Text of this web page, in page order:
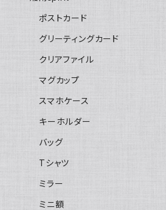
ポストカード
グリーティングカード
クリアファイル
マグカップ
スマホケース
キーホルダー
バッグ
Tシャツ
ミラー
ミニ額